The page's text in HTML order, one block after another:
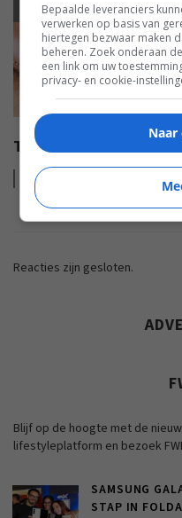
TEST: BOWERS &
Lees
Reacties zijn gesloten.
Blijf op de hoogte met de
lifestyleplatform en bezoek
SAMSUNG
STAP IN
Bepaalde leveranciers
verwerken op basis van
hiertegen bezwaar maken
beheren. Zoek onderaan
een link om uw
privacy- en cookie-
Naar